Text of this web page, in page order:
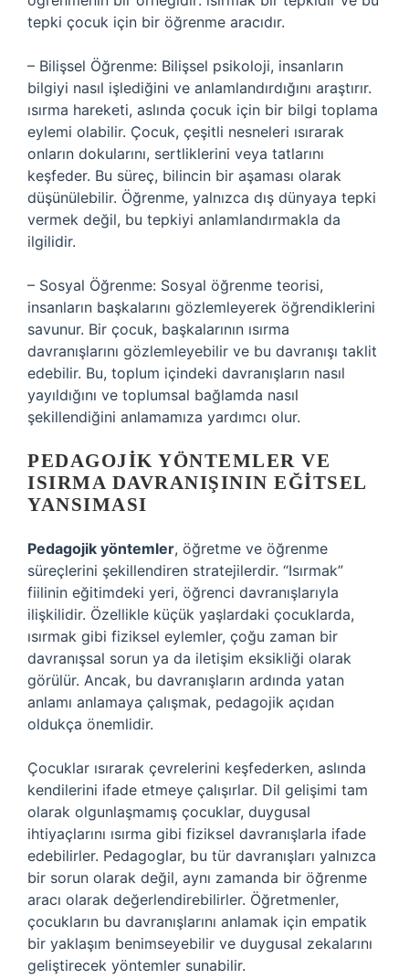
tepki çocuk için bir öğrenme aracıdır.
– Bilişsel Öğrenme: Bilişsel psikoloji, insanların
bilgiyi nasıl işlediğini ve anlamlandırdığını araştırır.
ısırma hareketi, aslında çocuk için bir bilgi toplama
eylemi olabilir. Çocuk, çeşitli nesneleri ısırarak
onların dokularını, sertliklerini veya tatlarını
keşfeder. Bu süreç, bilincin bir aşaması olarak
düşünülebilir. Öğrenme, yalnızca dış dünyaya tepki
vermek değil, bu tepkiyi anlamlandırmakla da
ilgilidir.
– Sosyal Öğrenme: Sosyal öğrenme teorisi,
insanların başkalarını gözlemleyerek öğrendiklerini
savunur. Bir çocuk, başkalarının ısırma
davranışlarını gözlemleyebilir ve bu davranışı taklit
edebilir. Bu, toplum içindeki davranışların nasıl
yayıldığını ve toplumsal bağlamda nasıl
şekillendiğini anlamamıza yardımcı olur.
PEDAGOJIK YÖNTEMLER VE
ISIRMA DAVRANIŞININ EĞITSEL
YANSIMASI
Pedagojik yöntemler, öğretme ve öğrenme
süreçlerini şekillendiren stratejilerdir. “Isırmak”
fiilinin eğitimdeki yeri, öğrenci davranışlarıyla
ilişkilidir. Özellikle küçük yaşlardaki çocuklarda,
ısırmak gibi fiziksel eylemler, çoğu zaman bir
davranışsal sorun ya da iletişim eksikliği olarak
görülür. Ancak, bu davranışların ardında yatan
anlamı anlamaya çalışmak, pedagojik açıdan
oldukça önemlidir.
Çocuklar ısırarak çevrelerini keşfederken, aslında
kendilerini ifade etmeye çalışırlar. Dil gelişimi tam
olarak olgunlaşmamış çocuklar, duygusal
ihtiyaçlarını ısırma gibi fiziksel davranışlarla ifade
edebilirler. Pedagoglar, bu tür davranışları yalnızca
bir sorun olarak değil, aynı zamanda bir öğrenme
aracı olarak değerlendirebilirler. Öğretmenler,
çocukların bu davranışlarını anlamak için empatik
bir yaklaşım benimseyebilir ve duygusal zekalarını
geliştirecek yöntemler sunabilir.